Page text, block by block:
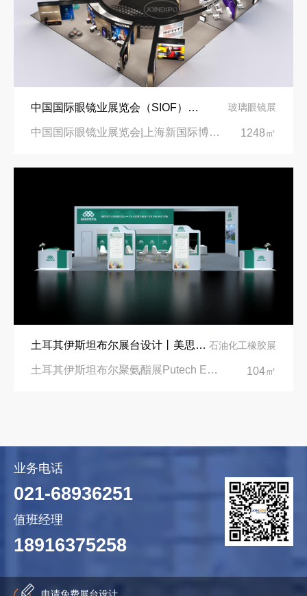
中国国际眼镜业展览会（SIOF）‌展台设计搭建-眼镜业巨头依视路陆逊梯卡 玻璃眼镜展
中国国际眼镜业展览会|上海新国际博览中心‌ 1248㎡
土耳其伊斯坦布尔展台设计丨美思德创新产品，打造聚氨酯行业标杆 石油化工橡胶展
土耳其伊斯坦布尔聚氨酯展Putech Eurasia|土耳其国际会展中心 104㎡
业务电话
021-68936251
值班经理
18916375258